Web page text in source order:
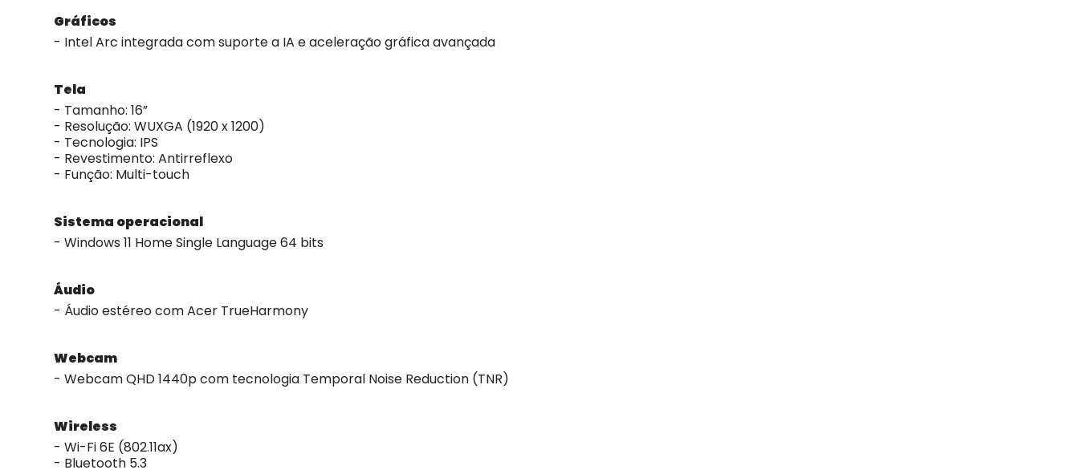
Gráficos
- Intel Arc integrada com suporte a IA e aceleração gráfica avançada
Tela
- Tamanho: 16”
- Resolução: WUXGA (1920 x 1200)
- Tecnologia: IPS
- Revestimento: Antirreflexo
- Função: Multi-touch
Sistema operacional
- Windows 11 Home Single Language 64 bits
Áudio
- Áudio estéreo com Acer TrueHarmony
Webcam
- Webcam QHD 1440p com tecnologia Temporal Noise Reduction (TNR)
Wireless
- Wi-Fi 6E (802.11ax)
- Bluetooth 5.3